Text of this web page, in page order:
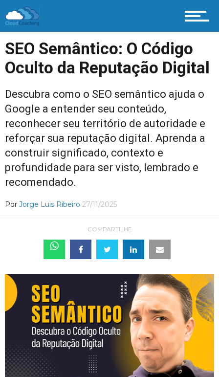
SEO Semântico: O Código
Oculto da Reputação Digital
Descubra como o SEO semântico ajuda o
Google a entender seu conteúdo,
reconhecer seu território de autoridade e
reforçar sua reputação digital. Aprenda a
construir significado, contexto e
profundidade para ser visto, lembrado e
recomendado.
Por Jorge Luis Ribeiro 27/11/2025
COMPARTILHE